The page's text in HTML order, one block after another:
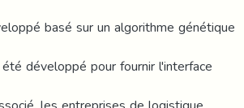
basé sur un algorithme génétique
développé pour fournir l'interface